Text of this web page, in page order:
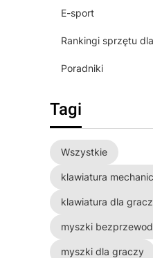
E-sport
Rankingi sprzętu
Poradniki
Tagi
Wszystkie
klawiatura
klawiatura dla
myszki
myszki dla graczy